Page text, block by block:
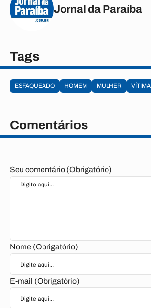
Jornal da Paraíba
Tags
ESFAQUEADO HOMEM MULHER VÍTIMA
Comentários
Seu comentário (Obrigatório)
Nome (Obrigatório)
E-mail (Obrigatório)